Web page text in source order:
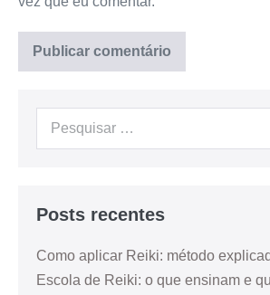
Posts recentes
Como aplicar Reiki: método
Escola de Reiki: o que ensinam e